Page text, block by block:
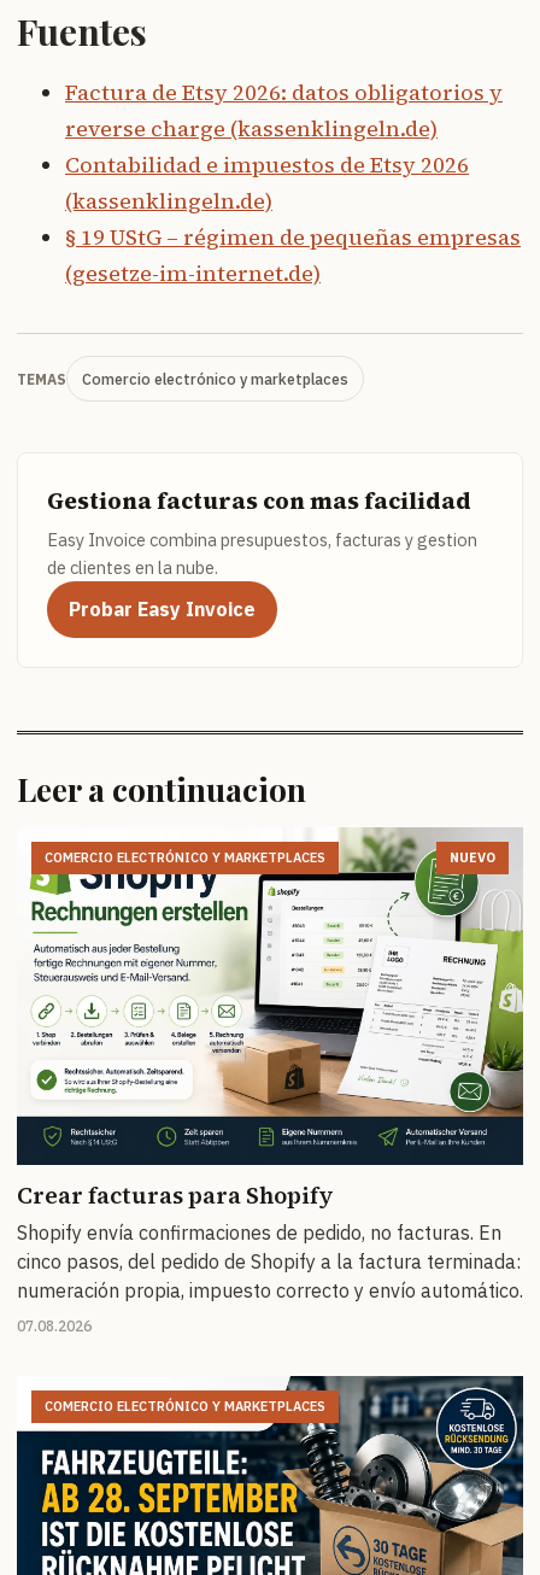
Fuentes
Factura de Etsy 2026: datos obligatorios y
reverse charge (kassenklingeln.de)
Contabilidad e impuestos de Etsy 2026
(kassenklingeln.de)
§ 19 UStG – régimen de pequeñas empresas
(gesetze-im-internet.de)
TEMAS Comercio electrónico y marketplaces
Gestiona facturas con mas facilidad
Easy Invoice combina presupuestos, facturas y gestion
de clientes en la nube.
Probar Easy Invoice
Leer a continuacion
COMERCIO ELECTRÓNICO Y MARKETPLACES NUEVO
Crear facturas para Shopify
Shopify envía confirmaciones de pedido, no facturas. En
cinco pasos, del pedido de Shopify a la factura terminada:
numeración propia, impuesto correcto y envío automático.
07.08.2026
COMERCIO ELECTRÓNICO Y MARKETPLACES